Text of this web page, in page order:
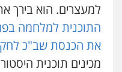
למעצרים. הוא בירך
התוכנית למלחמה
את הכנסת שב"כ
מכינים תוכנית